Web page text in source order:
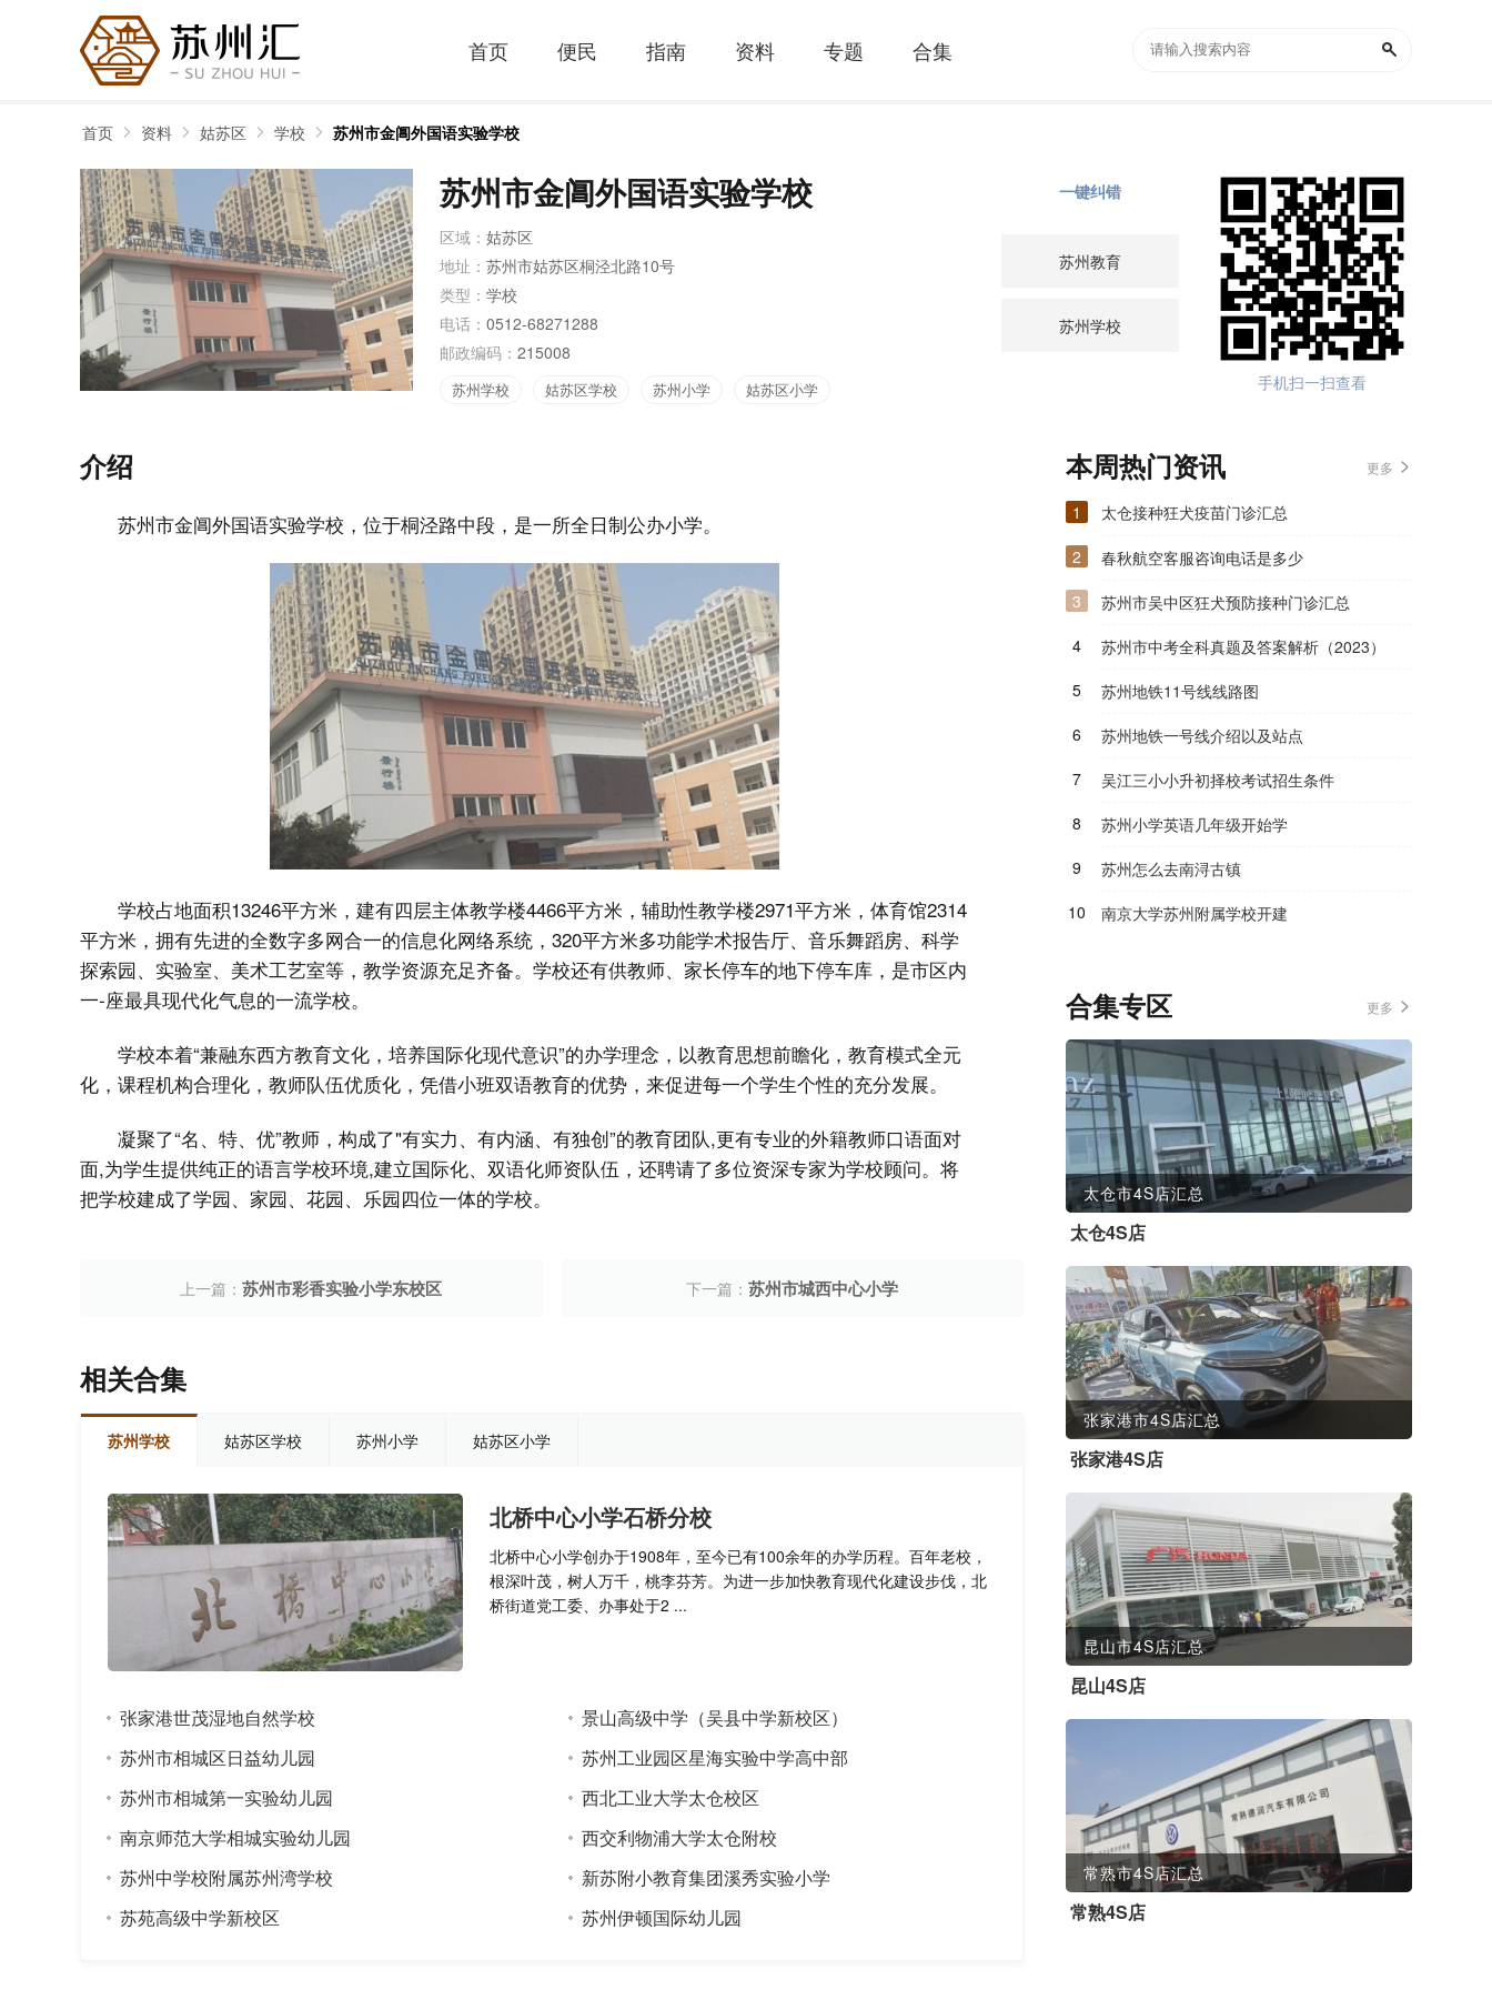
首页 便民 指南 资料 专题 合集
首页 资料 姑苏区 学校 苏州市金阊外国语实验学校
手机扫一扫查看
苏州市金阊外国语实验学校
区域： 姑苏区
地址： 苏州市姑苏区桐泾北路10号
类型： 学校
电话： 0512-68271288
邮政编码： 215008
苏州学校 姑苏区学校 苏州小学 姑苏区小学
苏州教育
苏州学校
一键纠错
介绍
苏州市金阊外国语实验学校，位于桐泾路中段，是一所全日制公办小学。
学校占地面积13246平方米，建有四层主体教学楼4466平方米，辅助性教学楼2971平方米，体育馆2314
平方米，拥有先进的全数字多网合一的信息化网络系统，320平方米多功能学术报告厅、音乐舞蹈房、科学
探索园、实验室、美术工艺室等，教学资源充足齐备。学校还有供教师、家长停车的地下停车库，是市区内
一-座最具现代化气息的一流学校。
学校本着“兼融东西方教育文化，培养国际化现代意识”的办学理念，以教育思想前瞻化，教育模式全元
化，课程机构合理化，教师队伍优质化，凭借小班双语教育的优势，来促进每一个学生个性的充分发展。
凝聚了“名、特、优”教师，构成了"有实力、有内涵、有独创”的教育团队,更有专业的外籍教师口语面对
面,为学生提供纯正的语言学校环境,建立国际化、双语化师资队伍，还聘请了多位资深专家为学校顾问。将
把学校建成了学园、家园、花园、乐园四位一体的学校。
上一篇：苏州市彩香实验小学东校区 下一篇：苏州市城西中心小学
相关合集
苏州学校 姑苏区学校 苏州小学 姑苏区小学
北桥中心小学石桥分校
北桥中心小学创办于1908年，至今已有100余年的办学历程。百年老校，
根深叶茂，树人万千，桃李芬芳。为进一步加快教育现代化建设步伐，北
桥街道党工委、办事处于2 ...
张家港世茂湿地自然学校
苏州市相城区日益幼儿园
苏州市相城第一实验幼儿园
南京师范大学相城实验幼儿园
苏州中学校附属苏州湾学校
苏苑高级中学新校区
景山高级中学（吴县中学新校区）
苏州工业园区星海实验中学高中部
西北工业大学太仓校区
西交利物浦大学太仓附校
新苏附小教育集团溪秀实验小学
苏州伊顿国际幼儿园
本周热门资讯 更多
1
太仓接种狂犬疫苗门诊汇总
2
春秋航空客服咨询电话是多少
3
苏州市吴中区狂犬预防接种门诊汇总
4
苏州市中考全科真题及答案解析（2023）
5
苏州地铁11号线线路图
6
苏州地铁一号线介绍以及站点
7
吴江三小小升初择校考试招生条件
8
苏州小学英语几年级开始学
9
苏州怎么去南浔古镇
10
南京大学苏州附属学校开建
合集专区 更多
太仓市4S店汇总
太仓4S店
张家港市4S店汇总
张家港4S店
昆山市4S店汇总
昆山4S店
常熟市4S店汇总
常熟4S店